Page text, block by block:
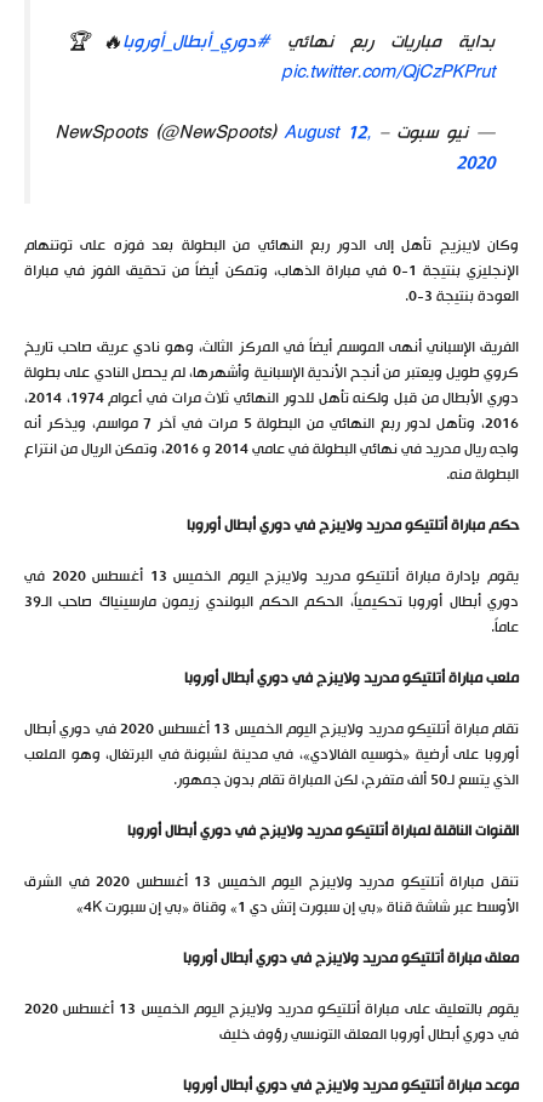
بداية مباريات ربع نهائي #دوري_أبطال_أوروبا🔥🏆
pic.twitter.com/QjCzPKPrut
— نيو سبوت – NewSpoots (@NewSpoots) August 12,
2020
وكان لايبزيج تأهل إلى الدور ربع النهائي من البطولة بعد فوزه على توتنهام
الإنجليزي بنتيجة 1-0 في مباراة الذهاب، وتمكن أيضاً من تحقيق الفوز في مباراة
العودة بنتيجة 3-0.
الفريق الإسباني أنهى الموسم أيضاً في المركز الثالث، وهو نادي عريق صاحب تاريخ
كروي طويل ويعتبر من أنجح الأندية الإسبانية وأشهرها، لم يحصل النادي على بطولة
دوري الأبطال من قبل ولكنه تأهل للدور النهائي ثلاث مرات في أعوام 1974، 2014،
2016، وتأهل لدور ربع النهائي من البطولة 5 مرات في آخر 7 مواسم، ويذكر أنه
واجه ريال مدريد في نهائي البطولة في عامي 2014 و 2016، وتمكن الريال من انتزاع
البطولة منه.
حكم مباراة أتلتيكو مدريد ولايبزج في دوري أبطال أوروبا
يقوم بإدارة مباراة أتلتيكو مدريد ولايبزج اليوم الخميس 13 أغسطس 2020 في
دوري أبطال أوروبا تحكيمياً، الحكم الحكم البولندي زيمون مارسينياك صاحب الـ39
عاماً.
ملعب مباراة أتلتيكو مدريد ولايبزج في دوري أبطال أوروبا
تقام مباراة أتلتيكو مدريد ولايبزج اليوم الخميس 13 أغسطس 2020 في دوري أبطال
أوروبا على أرضية «خوسيه الفالادي»، في مدينة لشبونة في البرتغال، وهو الملعب
الذي يتسع لـ50 ألف متفرج، لكن المباراة تقام بدون جمهور.
القنوات الناقلة لمباراة أتلتيكو مدريد ولايبزج في دوري أبطال أوروبا
تنقل مباراة أتلتيكو مدريد ولايبزج اليوم الخميس 13 أغسطس 2020 في الشرق
الأوسط عبر شاشة قناة «بي إن سبورت إتش دي 1» وقناة «بي إن سبورت 4K»
معلق مباراة أتلتيكو مدريد ولايبزج في دوري أبطال أوروبا
يقوم بالتعليق على مباراة أتلتيكو مدريد ولايبزج اليوم الخميس 13 أغسطس 2020
في دوري أبطال أوروبا المعلق التونسي رؤوف خليف
موعد مباراة أتلتيكو مدريد ولايبزج في دوري أبطال أوروبا